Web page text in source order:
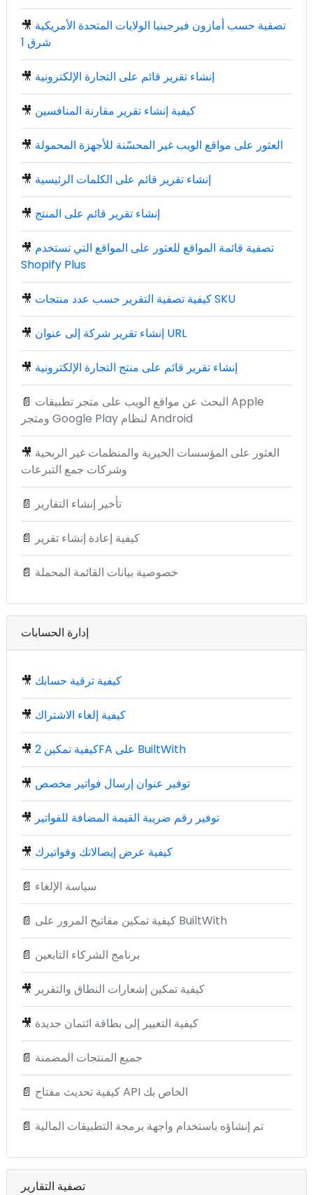
🎥 تصفية حسب أمازون فيرجينيا الولايات المتحدة الأمريكية
شرق 1
🎥 إنشاء تقرير قائم على التجارة الإلكترونية
🎥 كيفية إنشاء تقرير مقارنة المنافسين
🎥 العثور على مواقع الويب غير المحسّنة للأجهزة المحمولة
🎥 إنشاء تقرير قائم على الكلمات الرئيسية
🎥 إنشاء تقرير قائم على المنتج
🎥 تصفية قائمة المواقع للعثور على المواقع التي تستخدم
Shopify Plus
🎥 كيفية تصفية التقرير حسب عدد منتجات SKU
🎥 إنشاء تقرير شركة إلى عنوان URL
🎥 إنشاء تقرير قائم على منتج التجارة الإلكترونية
📄 البحث عن مواقع الويب على متجر تطبيقات Apple
ومتجر Google Play لنظام Android
🎥 العثور على المؤسسات الخيرية والمنظمات غير الربحية
وشركات جمع التبرعات
📄 تأخير إنشاء التقارير
📄 كيفية إعادة إنشاء تقرير
📄 خصوصية بيانات القائمة المحملة
إدارة الحسابات
🎥 كيفية ترقية حسابك
🎥 كيفية إلغاء الاشتراك
🎥 كيفية تمكين 2FA على BuiltWith
🎥 توفير عنوان إرسال فواتير مخصص
🎥 توفير رقم ضريبة القيمة المضافة للفواتير
🎥 كيفية عرض إيصالاتك وفواتيرك
📄 سياسة الإلغاء
📄 كيفية تمكين مفاتيح المرور على BuiltWith
📄 برنامج الشركاء التابعين
🎥 كيفية تمكين إشعارات النطاق والتقرير
🎥 كيفية التغيير إلى بطاقة ائتمان جديدة
📄 جميع المنتجات المضمنة
📄 كيفية تحديث مفتاح API الخاص بك
📄 تم إنشاؤه باستخدام واجهة برمجة التطبيقات المالية
تصفية التقارير